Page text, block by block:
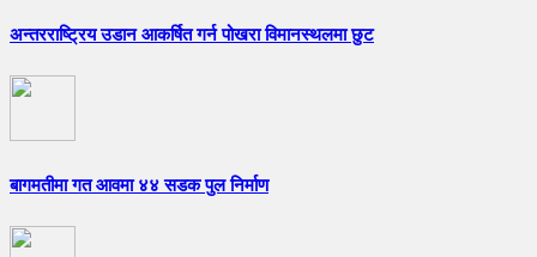
अन्तरराष्ट्रिय उडान आकर्षित गर्न पोखरा विमानस्थलमा छुट
बागमतीमा गत आवमा ४४ सडक पुल निर्माण